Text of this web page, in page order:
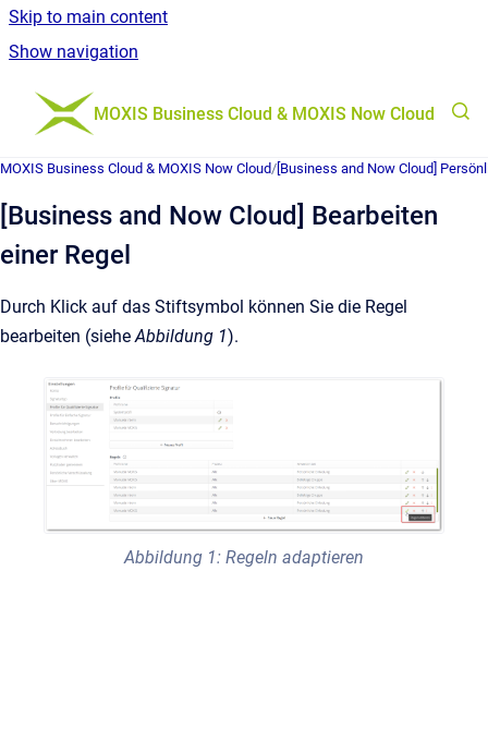
Skip to main content
Show navigation
Go to homepage
MOXIS Business Cloud & MOXIS Now Cloud
MOXIS Business Cloud & MOXIS Now Cloud/ [Business and Now Cloud]
[Business and Now Cloud] Bearbeiten
einer Regel
Durch Klick auf das Stiftsymbol können Sie die Regel
bearbeiten (sieheAbbildung 1).
Abbildung 1: Regeln adaptieren